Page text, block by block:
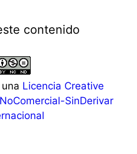
contenido
Licencia Creative
SinDerivar